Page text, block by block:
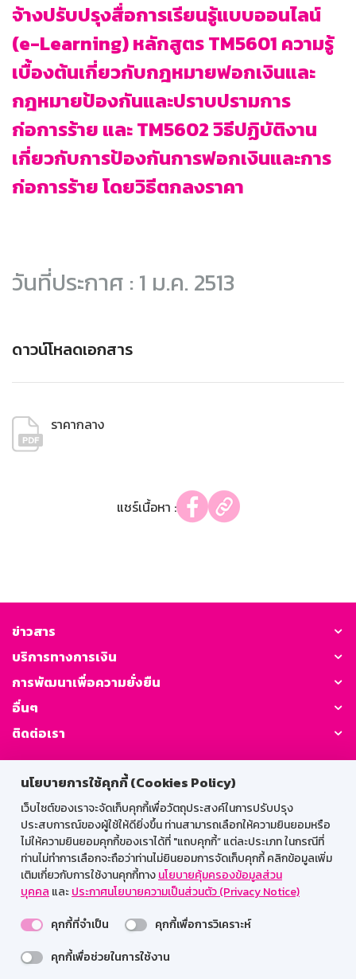
นโยบายการใช้คุกกี้ (Cookies Policy)
เว็บไซต์ของเราจะจัดเก็บคุกกี้เพื่อวัตถุประสงค์ในการปรับปรุง
ประสบการณ์ของผู้ใช้ให้ดียิ่งขึ้น ท่านสามารถเลือกให้ความยินยอมหรือ
ไม่ให้ความยินยอมคุกกี้ของเราได้ที่ "แถบคุกกี้” แต่ละประเภท ในกรณีที่
ท่านไม่ทำการเลือกจะถือว่าท่านไม่ยินยอมการจัดเก็บคุกกี้ คลิกข้อมูลเพิ่ม
เติมเกี่ยวกับการใช้งานคุกกี้ทางนโยบายคุ้มครองข้อมูลส่วน
บุคคล และประกาศนโยบายความเป็นส่วนตัว (Privacy Notice)
คุกกี้ที่จำเป็น
คุกกี้เพื่อการวิเคราะห์
คุกกี้เพื่อช่วยในการใช้งาน
จ้างปรับปรุงสื่อการเรียนรู้แบบออนไลน์
(e-Learning) หลักสูตร TM5601 ความรู้
เบื้องต้นเกี่ยวกับกฎหมายฟอกเงินและ
กฎหมายป้องกันและปราบปรามการ
ก่อการร้าย และ TM5602 วิธีปฏิบัติงาน
เกี่ยวกับการป้องกันการฟอกเงินและการ
ก่อการร้าย โดยวิธีตกลงราคา
วันที่ประกาศ : 1 ม.ค. 2513
ดาวน์โหลดเอกสาร
ราคากลาง
แชร์เนื้อหา :
ข่าวสาร
บริการทางการเงิน
การพัฒนาเพื่อความยั่งยืน
อื่นๆ
ติดต่อเรา
GSB Society:
สำหรับพนักงาน
Web HR
GSB Wisdom
M-Search
เข้าสู่ระบบเน็ตเมล